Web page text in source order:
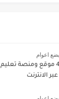
اعوام
أهم 40 موقع ومنصة تعليم
الانترنت